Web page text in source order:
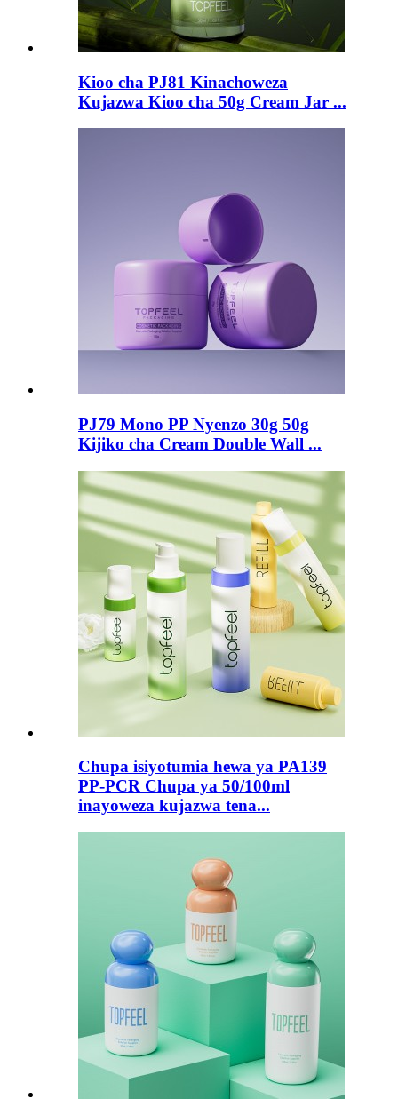
Kioo cha PJ81 Kinachoweza
Kujazwa Kioo cha 50g Cream Jar ...
PJ79 Mono PP Nyenzo 30g 50g
Kijiko cha Cream Double Wall ...
Chupa isiyotumia hewa ya PA139
PP-PCR Chupa ya 50/100ml
inayoweza kujazwa tena...